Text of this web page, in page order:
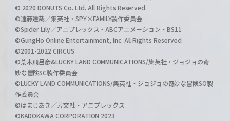
© 2020 DONUTS Co. Ltd. All Rights Reserved.
©遠藤達哉／集英社・SPY×FAMILY製作委員会
©Spider Lily／アニプレックス・ABCアニメーション・BS11
©GungHo Online Entertainment, Inc. All Rights Reserved.
©2001-2022 CIRCUS
©荒木飛呂彦&LUCKY LAND COMMUNICATIONS/集英社・ジョジョの奇
妙な冒険SC製作委員会
©LUCKY LAND COMMUNICATIONS/集英社・ジョジョの奇妙な冒険SO製
作委員会
©はまじあき／芳文社・アニプレックス
©KADOKAWA CORPORATION 2023